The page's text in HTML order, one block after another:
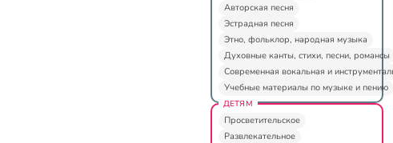
Авторская песня
Эстрадная песня
Этно, фольклор, народная музыка
Духовные канты, стихи, песни, романсы
Современная вокальная и
Учебные материалы по музыке и пению
ДЕТЯМ
Просветительское
Развлекательное